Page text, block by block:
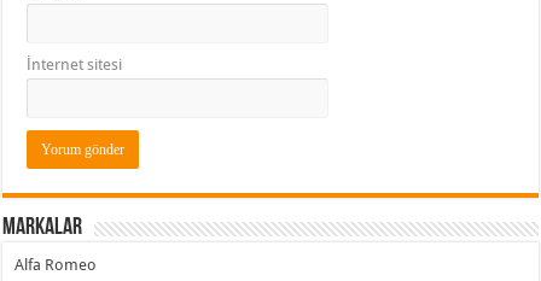
İnternet sitesi
Markalar
Alfa Romeo